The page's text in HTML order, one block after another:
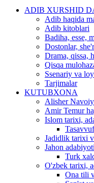
ADIB XURSHID
Adib haqida
Adib kitoblari
Badiha, esse,
Dostonlar,
Drama, qissa,
Qisqa
Ssenariy va
Tarjimalar
KUTUBXONA
Alisher
Amir Temur
Islom tarixi,
Jadidlik tarixi
Jahon
Turk
O'zbek tarixi,
Ona tili